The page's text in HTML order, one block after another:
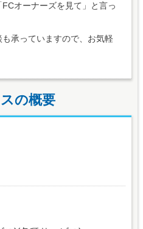
オーナーズを見て」と言っ
承っていますので、お気軽
の概要